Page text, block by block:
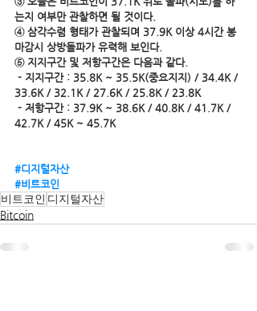
는지 여부만 관찰하면 될 것이다.
④ 삼각수렴 형태가 관찰되며 37.9K 이상 4시간 봉
마감시 상방돌파가 유력해 보인다.
⑤ 지지구간 및 저항구간은 다음과 같다.
33.6K / 32.1K / 27.6K / 25.8K / 23.8K
42.7K / 45K ~ 45.7K
#디지털자산
#비트코인
비트코인 디지털자산
Bitcoin